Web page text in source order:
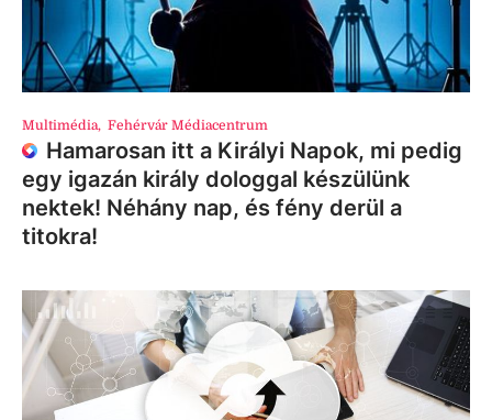
Multimédia, Fehérvár Médiacentrum
Hamarosan itt a Királyi Napok, mi pedig
egy igazán király dologgal készülünk
nektek! Néhány nap, és fény derül a
titokra!